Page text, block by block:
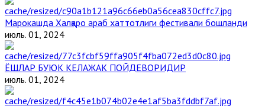
Марокашда Халқаро араб хаттотлиги фестивали бошланди
июль. 01, 2024
ЁШЛАР БУЮК КЕЛАЖАК ПОЙДЕВОРИДИР
июль. 01, 2024